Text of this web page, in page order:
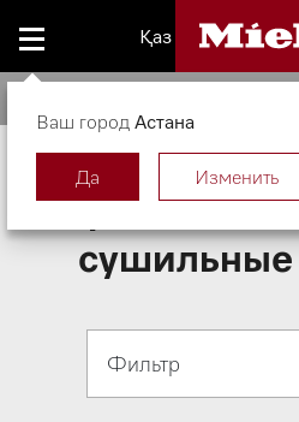
Қаз
Встраиваемые стирально-
Фильтр
Ваш город Астана
Да Изменить